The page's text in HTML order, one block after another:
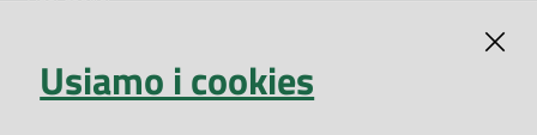
Open Data
Usiamo i cookies